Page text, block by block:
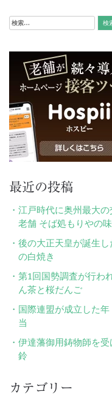
ナ
ゲ
ー
シ
ョ
ン
検
最近の投稿
江戸時代に奥州最大
老舗 そば処もりやの
後の大正天皇が誕生
の白焼き
第1回国勢調査が行わ
ん茶と桜だんご
国際連盟が成立した
当
伊達藩御用鋳物師を
鈴
カテゴリー